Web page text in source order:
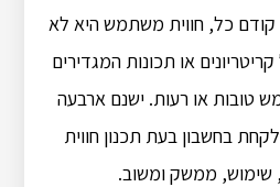
כל, חווית משתמש היא לא
או תכונות המגדירים
טובות או רעות. ישנם ארבעה
בחשבון בעת תכנון חווית
ממשק ומשוב.